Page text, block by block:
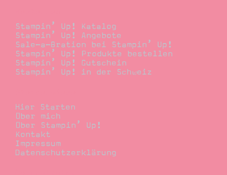
Stampin’ Up! Katalog
Stampin’ Up! Angebote
Sale-a-Bration bei Stampin’ Up!
Stampin’ Up! Produkte bestellen
Stampin’ Up! Gutschein
Stampin’ Up! in der Schweiz
Hier Starten
Über mich
Über Stampin’ Up!
Kontakt
Impressum
Datenschutzerklärung